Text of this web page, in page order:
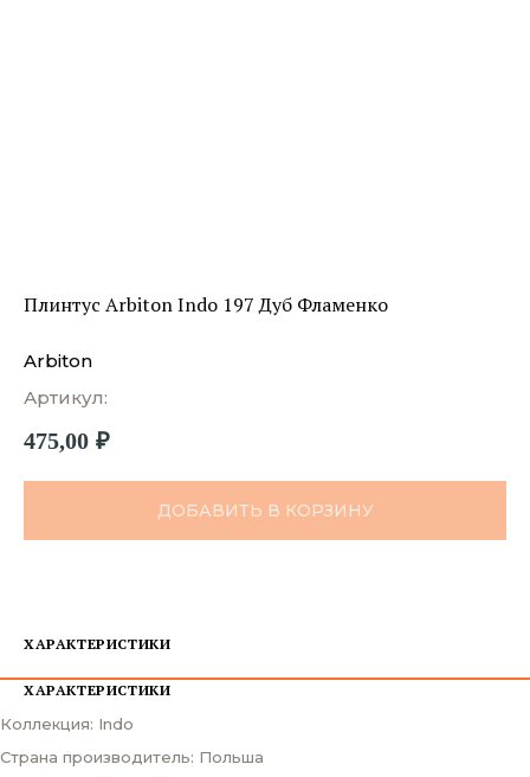
Плинтус Arbiton Indo 197 Дуб Фламенко
Arbiton
Артикул:
475,00 ₽
ДОБАВИТЬ В КОРЗИНУ
ХАРАКТЕРИСТИКИ
ХАРАКТЕРИСТИКИ
Коллекция: Indo
Страна производитель: Польша